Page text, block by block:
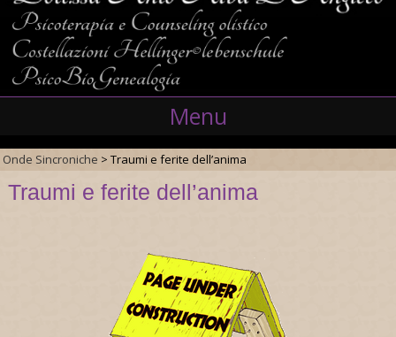
Menu
Skip
to
Onde Sincroniche > Traumi e ferite dell’anima
Traumi e ferite dell’anima